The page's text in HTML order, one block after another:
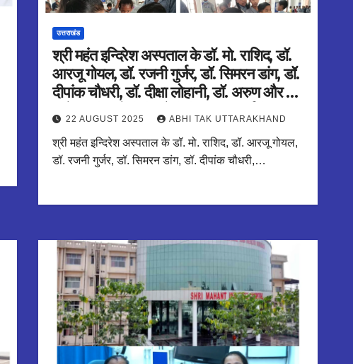
उत्तराखंड
श्री महंत इन्दिरेश अस्पताल के डॉ. मो. राशिद, डॉ.
आरजू गोयल, डॉ. रजनी गुर्जर, डॉ. सिमरन डांग, डॉ.
दीपांक चौधरी, डॉ. दीक्षा लोहानी, डॉ. अरुण और डॉ.
राजेश्वर सिंह ने शिविर में चिकित्सा परामर्श दिया
22 AUGUST 2025 ABHI TAK UTTARAKHAND
श्री महंत इन्दिरेश अस्पताल के डॉ. मो. राशिद, डॉ. आरजू गोयल,
डॉ. रजनी गुर्जर, डॉ. सिमरन डांग, डॉ. दीपांक चौधरी,…